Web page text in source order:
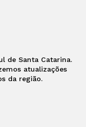
de Santa Catarina.
atualizações
da região.